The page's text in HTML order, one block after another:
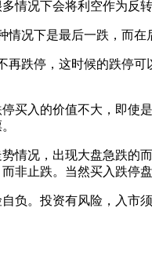
况下会将利空作为反
下是最后一跌，而在
停，这时候的跌停可
入的价值不大，即使
况，出现大盘急跌的
非止跌。当然买入跌停
负。投资有风险，入市须